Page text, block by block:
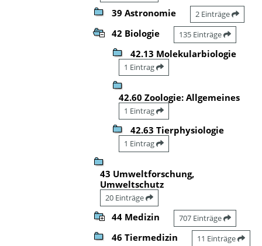
39 Astronomie 2 Einträge
42 Biologie 135 Einträge
42.13 Molekularbiologie
1 Eintrag
42.60 Zoologie: Allgemeines
1 Eintrag
42.63 Tierphysiologie
1 Eintrag
43 Umweltforschung,
Umweltschutz
20 Einträge
44 Medizin 707 Einträge
46 Tiermedizin 11 Einträge